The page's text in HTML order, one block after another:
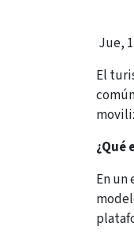
Jue,
El
¿Qué
En